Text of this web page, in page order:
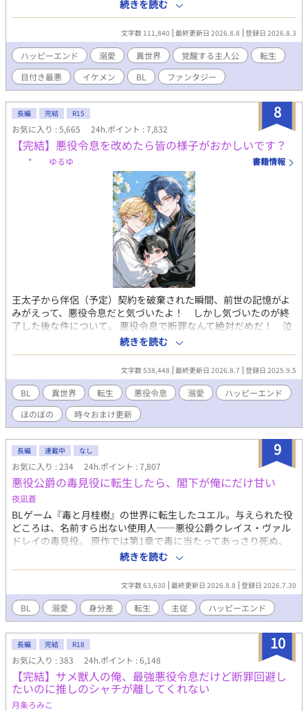
に母エリスの劇薬の毒からアルを救おうとした際、マーリンは
【空間支配の大魔術】に覚醒して彼を救った。アルはマーリンに
密かな強烈な恋心を抱いており、毎夜エリスに「本日のマーリン
報告」を行っている。 当主である父ヴィンセントや双子の兄た
ち、さらに母方の祖父母は、マーリンを「ヴァルゼル家の至宝」
「天使」と呼び、過剰なまでの溺愛を注いでいる。しかし、中身
がビビりな小心者であるマーリンは、その重すぎるプレッシャー
に日々怯え、憂鬱を感じていた。 歴史や一族の家系図を学ぶ中、
マーリンは母エリスの名前からミドルネーム「ルクス」が抜けて
いることに気づく。母が冷遇されているという壮大な勘違いをし
たマーリンは、ショックのあまり発作的に魔力を暴走させるが、
アルに鎮められる。翌日、納得がいかないまま魔力切れと疲労に
より自室で寝込み、母への想いを巡らせている。
続きを読む
文字数 111,840 最終更新日 2026.8.8 登録日 2026.8.3
ハッピーエンド 溺愛 異世界 覚醒する主人公
転生
目付き最悪
イケメン BL ファンタジー
8
長編 完結 R15
お気に入り : 5,665 24h.ポイント : 7,832
【完結】悪役令息を改めたら皆の様子がおかしいです？
* ゆるゆ 書籍情報
王太子から伴侶（予定）契約を破棄された瞬間、前世の記憶がよ
みがえって、悪役令息だと気づいたよ！ しかし気づいたのが終
了した後な件について。 悪役令息で断罪なんて絶対だめだ！ 泣
いちゃう！ せっかく前世を思い出したんだから、これからは心を
入れ替えて、真面目にがんばっていこう！ と思ったんだけ
ど……あれ？ 皆やさしい？ 主人公はあっちだよー？ 本編完結
済です。 おまけのお話を更新しています。 皆の動画をつくりまし
た！ プロフのwebサイトから飛べるので、もしよかったら、お話
と一緒に楽しんでくださったら、とてもうれしいです！ 表紙や動
画にAIを使っていますが、小説にはAIを使っておりません 皆さま
の応援のおかげで『もふもふ獣人に転生したら、最愛の推しに溺
愛されています』書籍化、心から、ありがとうございます！
続きを読む
文字数 538,448 最終更新日 2026.8.7 登録日 2025.9.5
BL 異世界 転生 悪役令息 溺愛
ハッピーエンド
ほのぼの
時々おまけ更新
9
長編 連載中 なし
お気に入り : 234 24h.ポイント : 7,807
悪役公爵の毒見役に転生したら、閣下が俺にだけ甘い
夜凪蒼
BLゲーム『毒と月桂樹』の世界に転生したユエル。与えられた役
どころは、名前すら出ない使用人——悪役公爵クレイス・ヴァル
ドレイの毒見役。 原作では第1章で毒に当たってあっさり死ぬ、
モブ中のモブだ。 死にたくない。前世は食品会社の品質管理、異
臭も変色も見分けられる。全力で毒を見抜いて生き延びる——そ
う決めて初仕事に臨んだのに。 「では俺が毒見する。お前は食う
な」 なぜかこの公爵、毒見役より先に自分が口をつけようとす
る。 「毒の公爵」と恐れられるこの人は、3歳から毒を盛られ続
けて味覚が壊れていた。何を食べても泥の味。だから食事に興味
がない——はずなのに、俺が「美味しいですか」と聞いた日、こ
の人は初めて言葉に詰まった。 泥の味しか分からないはずの人
が、なぜか俺にだけ甘い。 生き延びるための毒見が、いつのまに
かこの人に味を届ける仕事に変わっていく。 毒見役と、死にたが
りの公爵。ふたりの食卓のラブコメディ。全年齢・純愛です。 ※
本作は『小説家になろう』『カクヨム』にも掲載しています。
続きを読む
文字数 63,630 最終更新日 2026.8.8 登録日 2026.7.30
BL 溺愛 身分差 転生 主従 ハッピーエンド
10
長編 完結 R18
お気に入り : 383 24h.ポイント : 6,148
【完結】サメ獣人の俺、最強悪役令息だけど断罪回避し
たいのに推しのシャチが離してくれない
月条ろみこ